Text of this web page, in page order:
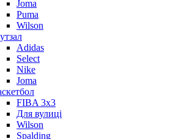
Joma
Puma
Wilson
Adidas
Select
Nike
Joma
FIBA 3x3
Для вулиці
Wilson
Spalding